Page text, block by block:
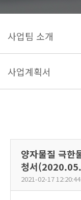
사업팀 소개
사업계획서
양자물질 극한
청서
2021-02-17 12:20:44